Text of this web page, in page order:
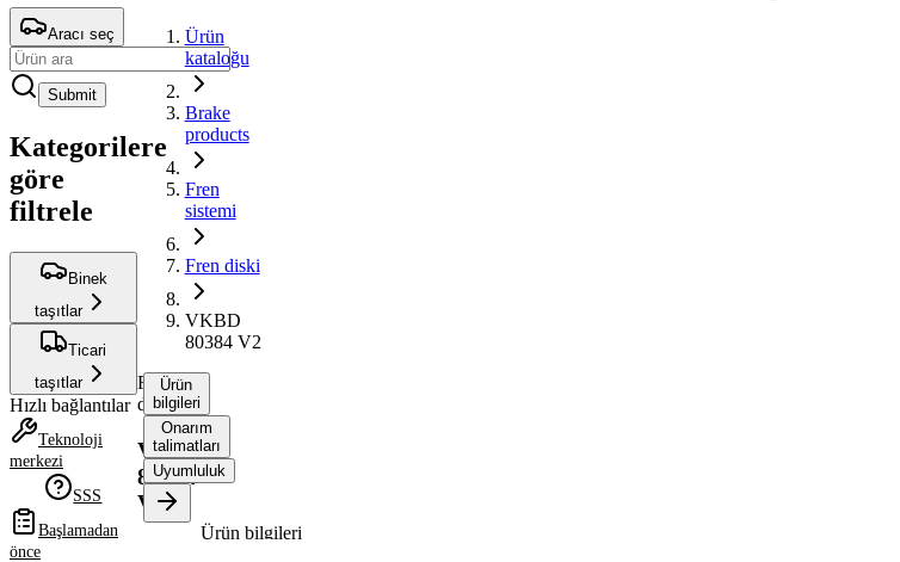
Aracı seç
Submit
Kategorilere
göre
filtrele
Binek
taşıtlar
Ticari
taşıtlar
Hızlı bağlantılar
Teknoloji
merkezi
SSS
Başlamadan
önce
Ürün
kataloğu
Brake
products
Fren
sistemi
Fren diski
VKBD
80384 V2
Fren
diski
VKBD
80384
V2
Ürün
bilgileri
Onarım
talimatları
Uyumluluk
Ürün bilgileri